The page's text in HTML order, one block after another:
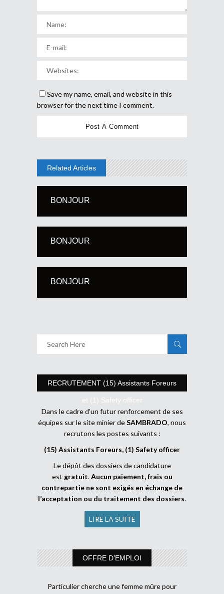
Save my name, email, and website in this
browser for the next time I comment.
Related Articles
BONJOUR
BONJOUR
BONJOUR
RECRUTEMENT (15) Assistants Foreurs
et (1) Safety officer
Dans le cadre d’un futur renforcement de ses
équipes sur le site minier deSAMBRADO, nous
recrutons les postes suivants :
(15) Assistants Foreurs, (1) Safety officer
Le dépôt des dossiers de candidature
est gratuit.Aucun paiement, frais ou
contrepartie ne sont exigés en échange de
l’acceptation ou du traitement des dossiers.
LIRE LA SUITE
OFFRE D’EMPLOI
Particulier cherche une femme mûre pour